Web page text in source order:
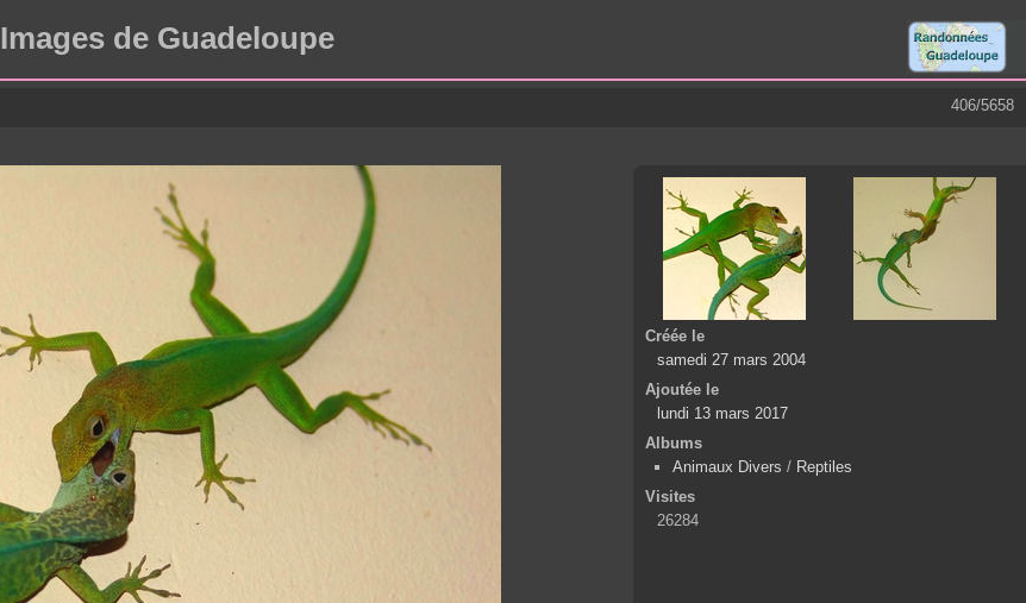
Images de Guadeloupe
406/5658
Créée le
samedi 27 mars 2004
Ajoutée le
lundi 13 mars 2017
Albums
Animaux Divers / Reptiles
Visites
26284